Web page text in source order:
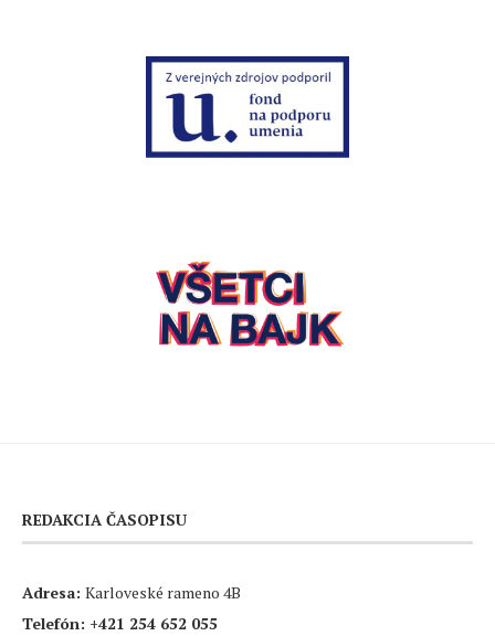
REDAKCIA ČASOPISU
Adresa: Karloveské rameno 4B
Telefón: +421 254 652 055